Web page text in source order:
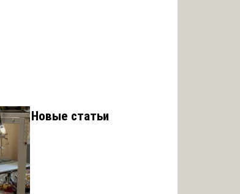
Новые статьи